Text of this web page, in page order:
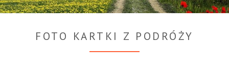
FOTO KARTKI Z PODRÓŻY